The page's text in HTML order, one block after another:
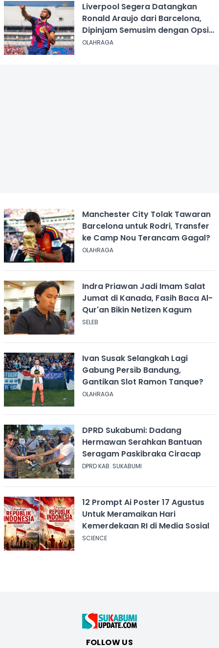
Liverpool Segera Datangkan
Ronald Araujo dari Barcelona,
Dipinjam Semusim dengan Opsi
Permanen?
OLAHRAGA
Manchester City Tolak Tawaran
Barcelona untuk Rodri, Transfer
ke Camp Nou Terancam Gagal?
OLAHRAGA
Indra Priawan Jadi Imam Salat
Jumat di Kanada, Fasih Baca Al-
Qur'an Bikin Netizen Kagum
SELEB
Ivan Susak Selangkah Lagi
Gabung Persib Bandung,
Gantikan Slot Ramon Tanque?
OLAHRAGA
DPRD Sukabumi: Dadang
Hermawan Serahkan Bantuan
Seragam Paskibraka Ciracap
DPRD KAB. SUKABUMI
12 Prompt Ai Poster 17 Agustus
Untuk Meramaikan Hari
Kemerdekaan RI di Media Sosial
SCIENCE
FOLLOW US